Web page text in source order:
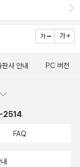
보듯 삼촌과 조카
금 양털'을 가져와 평
던 많은 사람들은 목
그 누구도 넘볼 수
!'이아손의 외침에 여
르메스의 아들 '에키
스호.선상에 헤라의
아요.출판사로부터 도
읽는고정욱그리스로
마라톤#독서마라토
판사 안내 PC 버전
2514
FAQ